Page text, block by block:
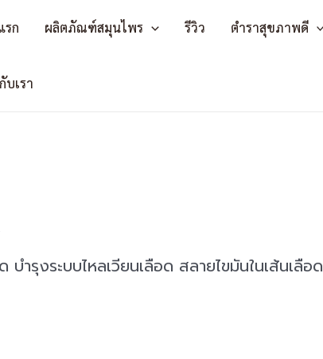
รก ผลิตภัณฑ์สมุนไพร รีวิว ตำราสุขภาพดี
บเรา
รุงระบบไหลเวียนเลือด สลายไขมันในเส้นเลือด